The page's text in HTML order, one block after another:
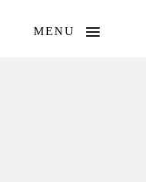
MENU